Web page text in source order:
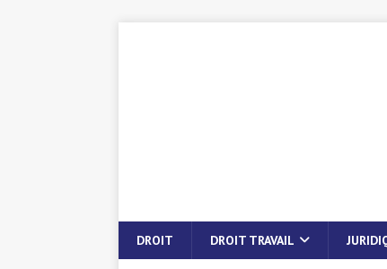
DROIT DROIT TRAVAIL